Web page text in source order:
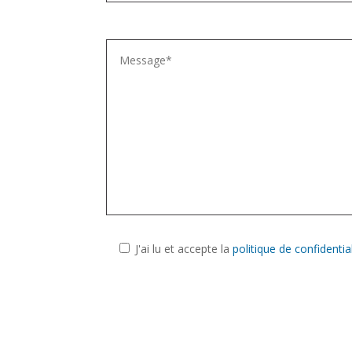
J'ai lu et accepte la politique de